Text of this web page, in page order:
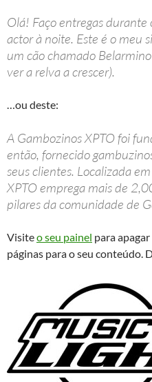
Olá! Faço entregas durante
actor à noite. Este é o meu
um cão chamado
ver a relva a crescer).
…ou deste:
A Gambozinos XPTO foi
então, fornecido
seus clientes. Localizada
XPTO emprega mais de
pilares da comunidade de
Visiteo seu painel para
páginas para o seu conteúdo.